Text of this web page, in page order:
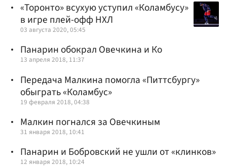
«Торонто» всухую уступил «Коламбусу»
в игре плей-офф НХЛ
03 августа 2020, 05:45
Панарин обокрал Овечкина и Ко
13 апреля 2018, 11:37
Передача Малкина помогла «Питтсбургу»
обыграть «Коламбус»
19 февраля 2018, 04:38
Малкин погнался за Овечкиным
31 января 2018, 10:41
Панарин и Бобровский не ушли от «клинков»
12 января 2018, 10:24